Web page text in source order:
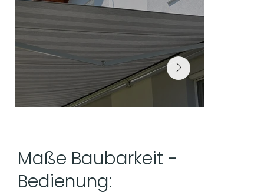
Maße Baubarkeit -
Bedienung: